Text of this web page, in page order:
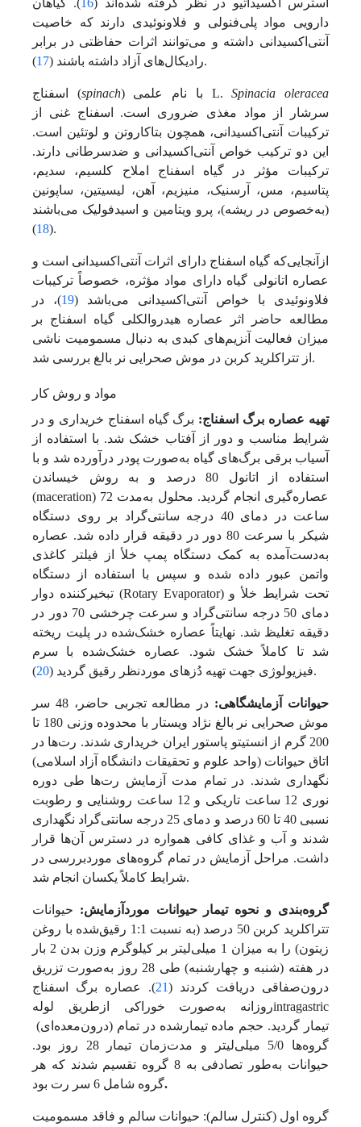
استرس اکسیداتیو در نظر گرفته شده‌اند (16). گیاهان
دارویی مواد پلی‌فنولی و فلاونوئیدی دارند که خاصیت
آنتی‌اکسیدانی داشته و‌ می‌توانند اثرات حفاظتی در برابر
رادیکال‌های آزاد داشته باشند (17 ).
اسفناج (spinach ) با نام علمی L.Spinacia oleracea
سرشار از مواد مغذی ضروری است. اسفناج غنی از
ترکیبات آنتی‌اکسیدانی، همچون بتاکاروتن و لوتئین است.
این دو ترکیب خواص آنتی‌اکسیدانی و ضدسرطانی دارند.
ترکیبات مؤثر در گیاه اسفناج املاح کلسیم، سدیم،
پتاسیم، مس، آرسنیک، منیزیم، آهن، لیسیتین، ساپونین
(به‌خصوص در ریشه)، پرو ویتامین و اسیدفولیک‌ می‌باشند
(
18 ).
از‌آنجایی‌که گیاه اسفناج دارای اثرات آنتی‌اکسیدانی است و
عصاره اتانولی گیاه دارای مواد مؤثره، خصوصاً ترکیبات
فلاونوئیدی با خواص آنتی‌اکسیدانی‌ می‌باشد (19)، در
مطالعه حاضر اثر عصاره هیدروالکلی گیاه اسفناج بر
میزان فعالیت آنزیم‌های کبدی به دنبال مسمومیت ناشی
از تتراکلرید کربن در موش صحرایی نر بالغ بررسی شد.
مواد و روش کار
تهیه عصاره برگ اسفناج: برگ گیاه اسفناج خریداری و در
شرایط مناسب و دور از آفتاب خشک شد. با استفاده از
آسیاب برقی برگ‌های گیاه به‌صورت پودر در‌آورده شد و با
استفاده از اتانول 80 درصد و به روش خیساندن
(maceration) عصاره‌گیری انجام گردید. محلول به‌مدت 72
ساعت در دمای 40 درجه سانتی‌گراد بر روی دستگاه
شیکر با سرعت 80 دور در دقیقه قرار داده شد. عصاره
به‌دست‌آمده به کمک دستگاه پمپ خلأ از فیلتر کاغذی
واتمن عبور داده شده و سپس با استفاده از دستگاه
تبخیر‌کننده دوار (Rotary Evaporator) تحت شرایط خلأ و
دمای 50 درجه سانتی‌گراد و سرعت چرخشی 70 دور در
دقیقه تغلیظ شد. نهایتاً عصاره خشک‌شده در پلیت ریخته
شد تا کاملاً خشک شود. عصاره خشک‌شده با سرم
فیزیولوژی جهت تهیه دُزهای مورد‌نظر رقیق گردید (20 ).
حیوانات آزمایشگاهی:
در مطالعه تجربی حاضر، 48 سر
موش صحرایی نر بالغ نژاد ویستار با محدوده وزنی 180 تا
200 گرم از انستیتو پاستور ایران خریداری شدند. رت‌ها در
اتاق حیوانات (واحد علوم و تحقیقات دانشگاه آزاد اسلامی)
نگهداری شدند. در تمام مدت آزمایش رت‌ها طی دوره
نوری 12 ساعت تاریکی و 12 ساعت روشنایی و رطوبت
نسبی 40 تا 60 درصد و دمای 25 درجه سانتی‌گراد نگهداری
شدند و آب و غذای کافی همواره در دسترس آن‌‌ها قرار
داشت. مراحل آزمایش در تمام گروه‌های مورد‌بررسی در
شرایط کاملاً یکسان انجام شد.
گروه‌بندی و نحوه تیمار حیوانات مورد‌آزمایش: حیوانات
‌تتراکلرید کربن 50 درصد (به نسبت 1:1 رقیق‌شده با روغن
زیتون) را به میزان 1 میلی‌لیتر بر کیلوگرم وزن بدن 2 بار
در هفته (شنبه و چهارشنبه) طی 28 روز به‌صورت تزریق
درون‌صفاقی دریافت کردند (21). عصاره برگ اسفناج
روزانه به‌صورت خوراکی از‌طریق لولهintragastric
(درون‌معده‌ای) تیمار گردید. حجم ماده تیمار‌شده در تمام
گروه‌‌ها 5/0 میلی‌لیتر و مدت‌زمان تیمار 28 روز بود.
حیوانات به‌طور تصادفی به 8 گروه تقسیم شدند که هر
گروه شامل 6 سر رت بود.
گروه اول (کنترل سالم): حیوانات سالم و فاقد مسمومیت